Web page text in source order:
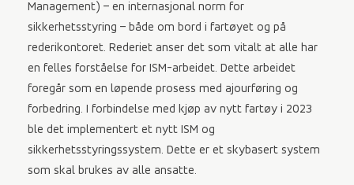
Management) – en internasjonal norm for
sikkerhetsstyring – både om bord i fartøyet og på
rederikontoret. Rederiet anser det som vitalt at alle har
en felles forståelse for ISM-arbeidet. Dette arbeidet
foregår som en løpende prosess med ajourføring og
forbedring. I forbindelse med kjøp av nytt fartøy i 2023
ble det implementert et nytt ISM og
sikkerhetsstyringssystem. Dette er et skybasert system
som skal brukes av alle ansatte.